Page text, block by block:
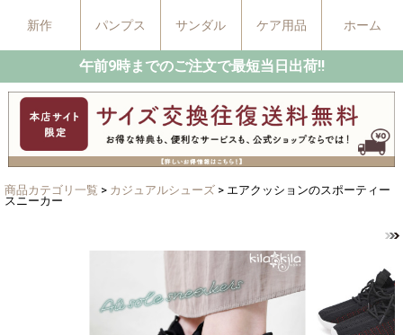
新作 パンプス サンダル ケア用品 ホーム
午前9時までのご注文で最短当日出荷!!
商品カテゴリ一覧 > カジュアルシューズ > エアクッションのスポーティー
スニーカー